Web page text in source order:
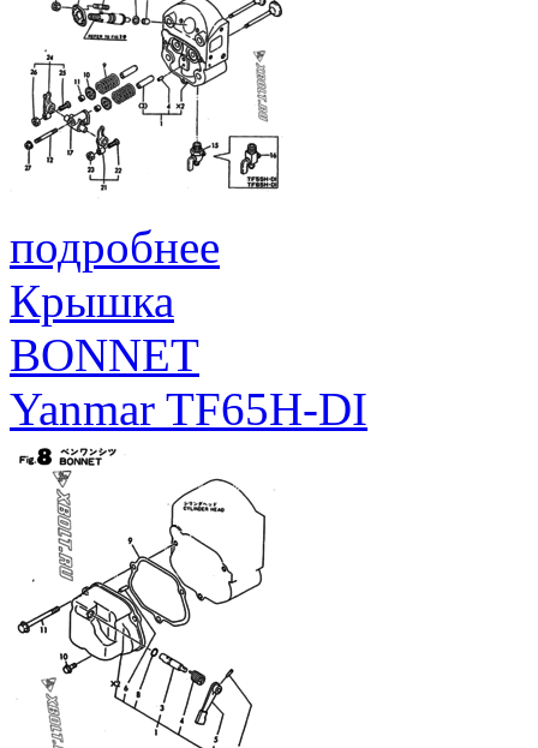
подробнее
Крышка
BONNET
Yanmar TF65H-DI